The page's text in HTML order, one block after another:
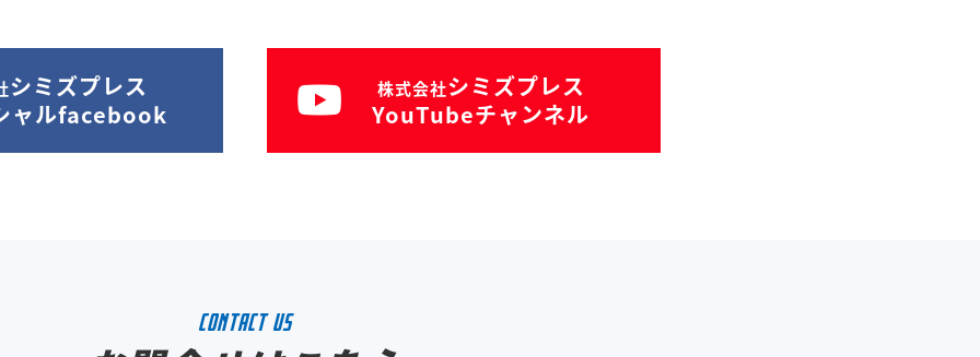
シミズプレス
ャルfacebook
株式会社シミズプレス
YouTubeチャンネル
CONTACT US